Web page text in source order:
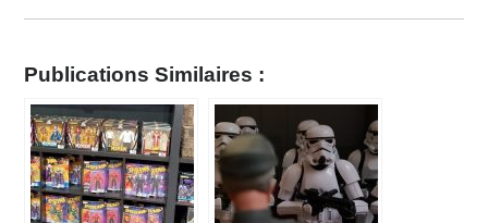
Publications Similaires :